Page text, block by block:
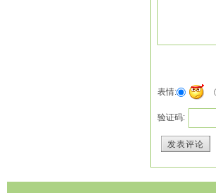
她看
“你唱
航对她
表情:
验证码:
发表评论